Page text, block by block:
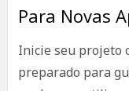
Para Novas
Inicie seu projeto
preparado para